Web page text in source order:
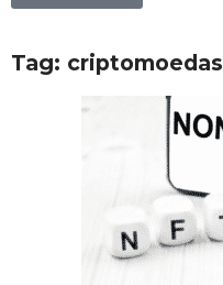
Tag: criptomoedas